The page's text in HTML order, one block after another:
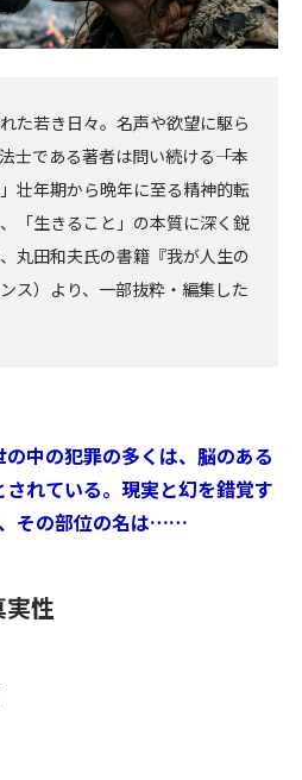
た若き日々。名声や欲望に駆ら
である著者は問い続ける――「本
壮年期から晩年に至る精神的転
「生きること」の本質に深く鋭
丸田和夫氏の書籍『我が人生の
ス）より、一部抜粋・編集した
の中の犯罪の多くは、脳のある
れている。現実と幻を錯覚す
その部位の名は……
性